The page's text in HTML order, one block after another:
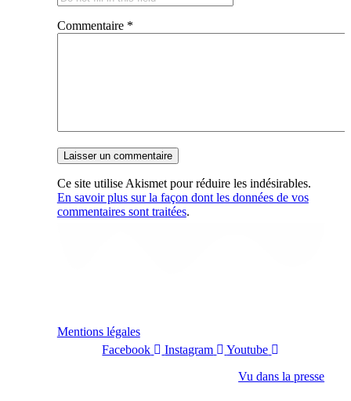
Commentaire *
Ce site utilise Akismet pour réduire les indésirables.
En savoir plus sur la façon dont les données de vos
commentaires sont traitées.
Mentions légales
Facebook
Instagram
Youtube
Vu dans la presse